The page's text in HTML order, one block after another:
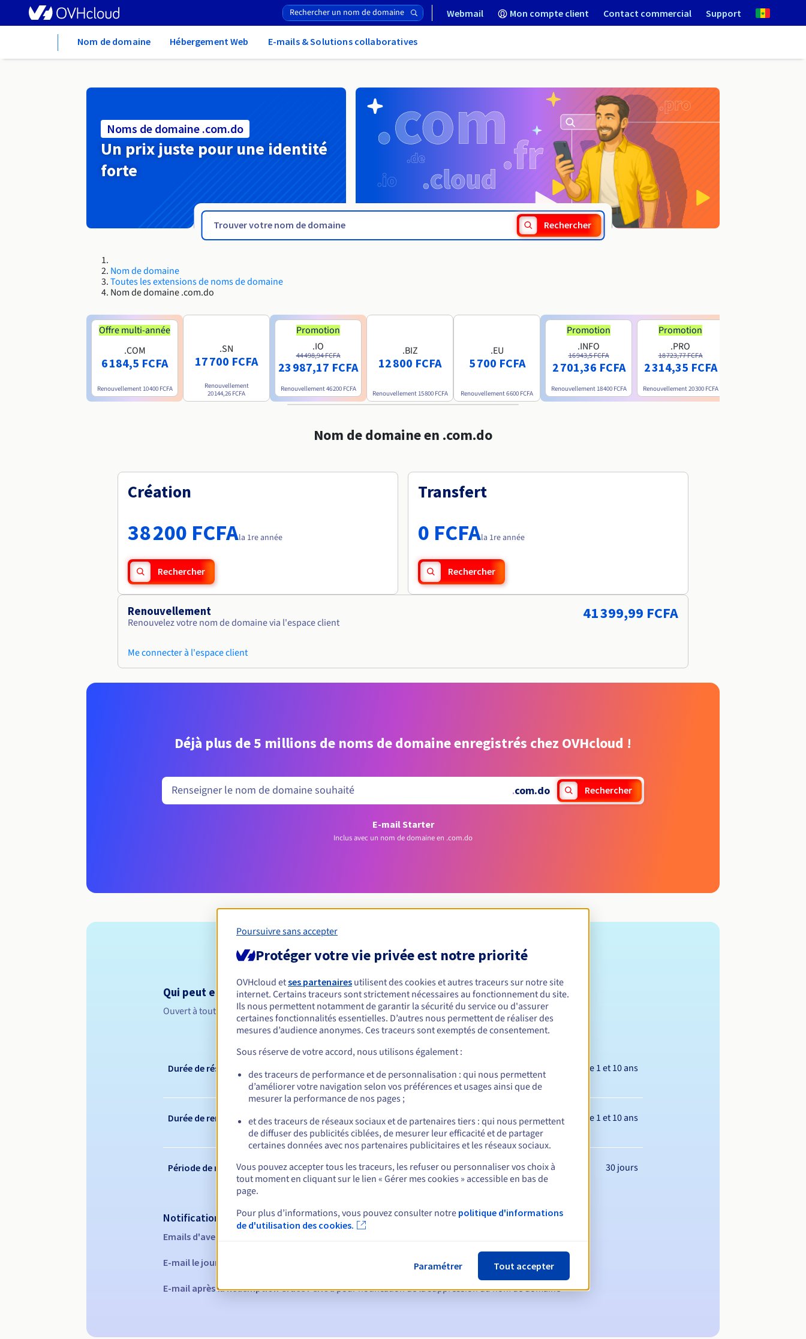
Webmail Mon compte client Contact commercial Support
Nom de domaine Hébergement Web E-mails & Solutions collaboratives
Noms de domaine .com.do
Un prix juste pour une identité
forte
Rechercher
Nom de domaine
Toutes les extensions de noms de domaine
Nom de domaine .com.do
Offre multi-année
.COM
6 184,5 FCFA
Renouvellement 10 400 FCFA
.SN
17 700 FCFA
Renouvellement
20 144,26 FCFA
Promotion
.IO
44 498,94 FCFA
23 987,17 FCFA
Renouvellement46 200 FCFA
.BIZ
12 800 FCFA
Renouvellement 15 800 FCFA
.EU
5 700 FCFA
Renouvellement6 600 FCFA
Promotion
.INFO
16 943,5 FCFA
2 701,36 FCFA
Renouvellement 18 400 FCFA
Promotion
.PRO
18 723,77 FCFA
2 314,35 FCFA
Renouvellement20 300 FCFA
Nom de domaine en .com.do
Création
38 200 FCFAla 1re année
Rechercher
Transfert
0 FCFAla 1re année
Rechercher
Renouvellement
Renouvelez votre nom de domaine via l'espace client
Me connecter à l'espace client
41 399,99 FCFA
Déjà plus de 5 millions de noms de domaine enregistrés chez OVHcloud !
.com.do Rechercher
E-mail Starter
Inclus avec un nom de domaine en .com.do
Conditions d'éligibilité
Qui peut enregistrer un .com.do ?
Ouvert à toutes les personnes physiques ou morales, sans restriction géographique.
Règles de gestion et notifications
Durée de réservation Entre 1 et 10 ans
Durée de renouvellement Entre 1 et 10 ans
Période de rédemption 30 jours
Notifications automatiques :
Emails d'avertissement :
E-mail le jour de l'expiration pour notification de la suspension du nom de domaine
E-mail après la Redemption Grace Periodpour notification de la suppression du nom de domaine
Poursuivre sans accepter
Protéger votre vie privée est notre priorité
OVHcloud etses partenaires utilisent des cookies et autres traceurs sur notre site
internet. Certains traceurs sont strictement nécessaires au fonctionnement du site.
Ils nous permettent notamment de garantir la sécurité du service ou d'assurer
certaines fonctionnalités essentielles. D’autres nous permettent de réaliser des
mesures d’audience anonymes. Ces traceurs sont exemptés de consentement.
Sous réserve de votre accord, nous utilisons également :
des traceurs de performance et de personnalisation : qui nous permettent
d’améliorer votre navigation selon vos préférences et usages ainsi que de
mesurer la performance de nos pages ;
et des traceurs de réseaux sociaux et de partenaires tiers : qui nous permettent
de diffuser des publicités ciblées, de mesurer leur efficacité et de partager
certaines données avec nos partenaires publicitaires et les réseaux sociaux.
Vous pouvez accepter tous les traceurs, les refuser ou personnaliser vos choix à
tout moment en cliquant sur le lien « Gérer mes cookies » accessible en bas de
page.
Pour plus d’informations, vous pouvez consulter notre politique d'informations
de d'utilisation des cookies.
Paramétrer Tout accepter